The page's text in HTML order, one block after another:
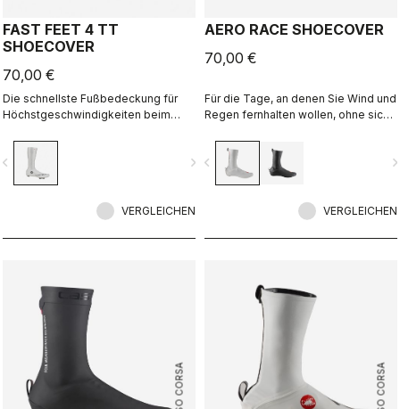
FAST FEET 4 TT
SHOECOVER
70,00 €
Die schnellste Fußbedeckung für
Höchstgeschwindigkeiten beim
navigate_next
VERGLEICHEN
AERO RACE SHOECOVER
70,00 €
Für die Tage, an denen Sie Wind und
Regen fernhalten wollen, ohne sich
Material passt sich der Form des
Schuhs an, sorgt für eine perfekte,
aerodynamische Passform und
navigate_before
VERGLEICHEN